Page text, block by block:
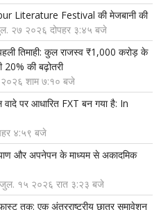
Literature Festival की मेजबानी की
२७ २०२६ दोपहर ३:४५ बजे
तिमाही: कुल राजस्व ₹1,000 करोड़ के
20% की बढ़ोतरी
शाम ७:१० बजे
पर आधारित FXT बन गया है: In
४:५९ बजे
और अपनेपन के माध्यम से अकादमिक
जुल. १५ २०२६ रात ३:२३ बजे
तक: एक अंतरराष्ट्रीय छात्र समावेशन